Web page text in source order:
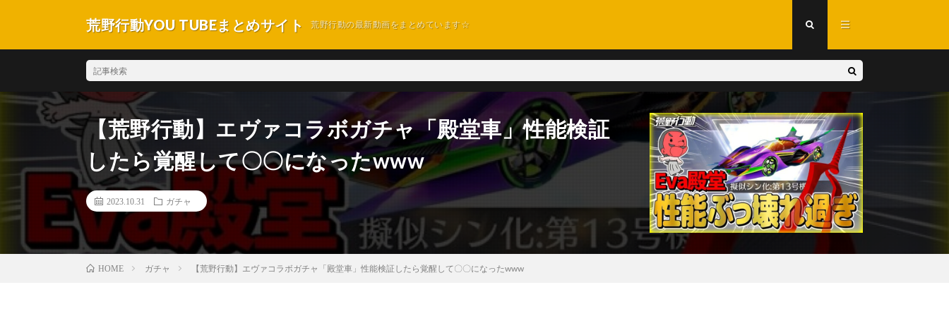
荒野行動YOU TUBEまとめサイト 荒野行動の最新動画をまとめています☆
【荒野行動】エヴァコラボガチャ「殿堂車」性能検証
したら覚醒して〇〇になったwww
2023.10.31 ガチャ
HOME ガチャ 【荒野行動】エヴァコラボガチャ「殿堂車」性能検証したら覚醒して〇〇になったwww